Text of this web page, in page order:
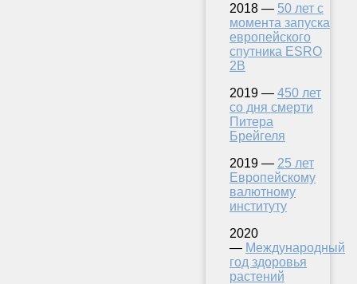
2018 — 50 лет с
момента запуска
европейского
спутника ESRO
2B
2019 — 450 лет
со дня смерти
Питера
Брейгеля
2019 — 25 лет
Европейскому
валютному
институту
2020
— Международный
год здоровья
растений